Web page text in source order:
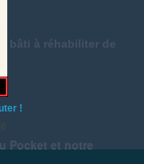
!
bâti à réhabiliter de
Pocket et notre